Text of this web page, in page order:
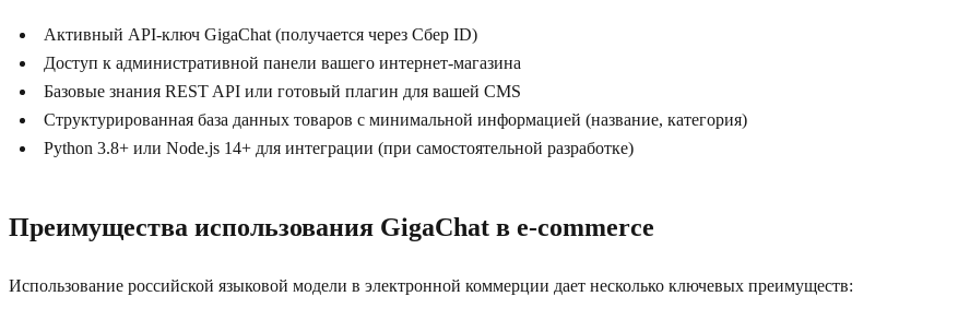
Активный API-ключ GigaChat (получается через Сбер ID)
Доступ к административной панели вашего интернет-магазина
Базовые знания REST API или готовый плагин для вашей CMS
Структурированная база данных товаров с минимальной информацией (название, категория)
Python 3.8+ или Node.js 14+ для интеграции (при самостоятельной разработке)
Преимущества использования GigaChat в e-commerce
Использование российской языковой модели в электронной коммерции дает несколько ключевых преимуществ: